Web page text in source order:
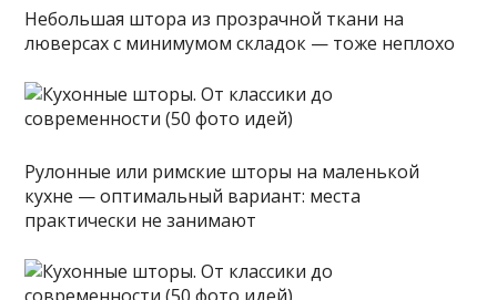
Небольшая штора из прозрачной ткани на
люверсах с минимумом складок — тоже неплохо
Рулонные или римские шторы на маленькой
кухне — оптимальный вариант: места
практически не занимают